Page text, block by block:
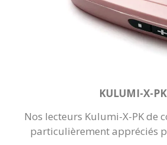
KULUMI-X-PK
Nos lecteurs Kulumi-X-PK de
particulièrement appréciés